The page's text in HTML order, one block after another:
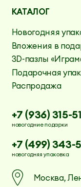
КАТАЛОГ
Новогодняя
Вложения в
3D-пазлы
Подарочная
Распродажа
+7 (936) 315-
новогодние подарки
+7 (499) 343-
новогодняя упаковка
Москва,